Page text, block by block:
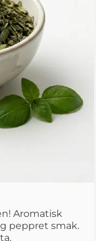
Aromatisk
peppret smak.